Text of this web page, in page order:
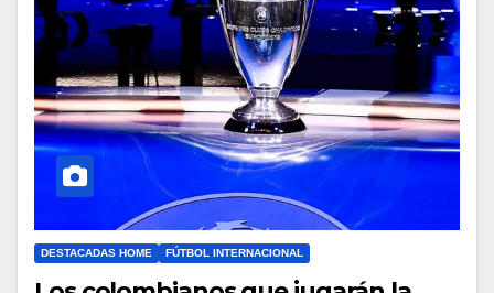
DESTACADAS HOME FÚTBOL INTERNACIONAL